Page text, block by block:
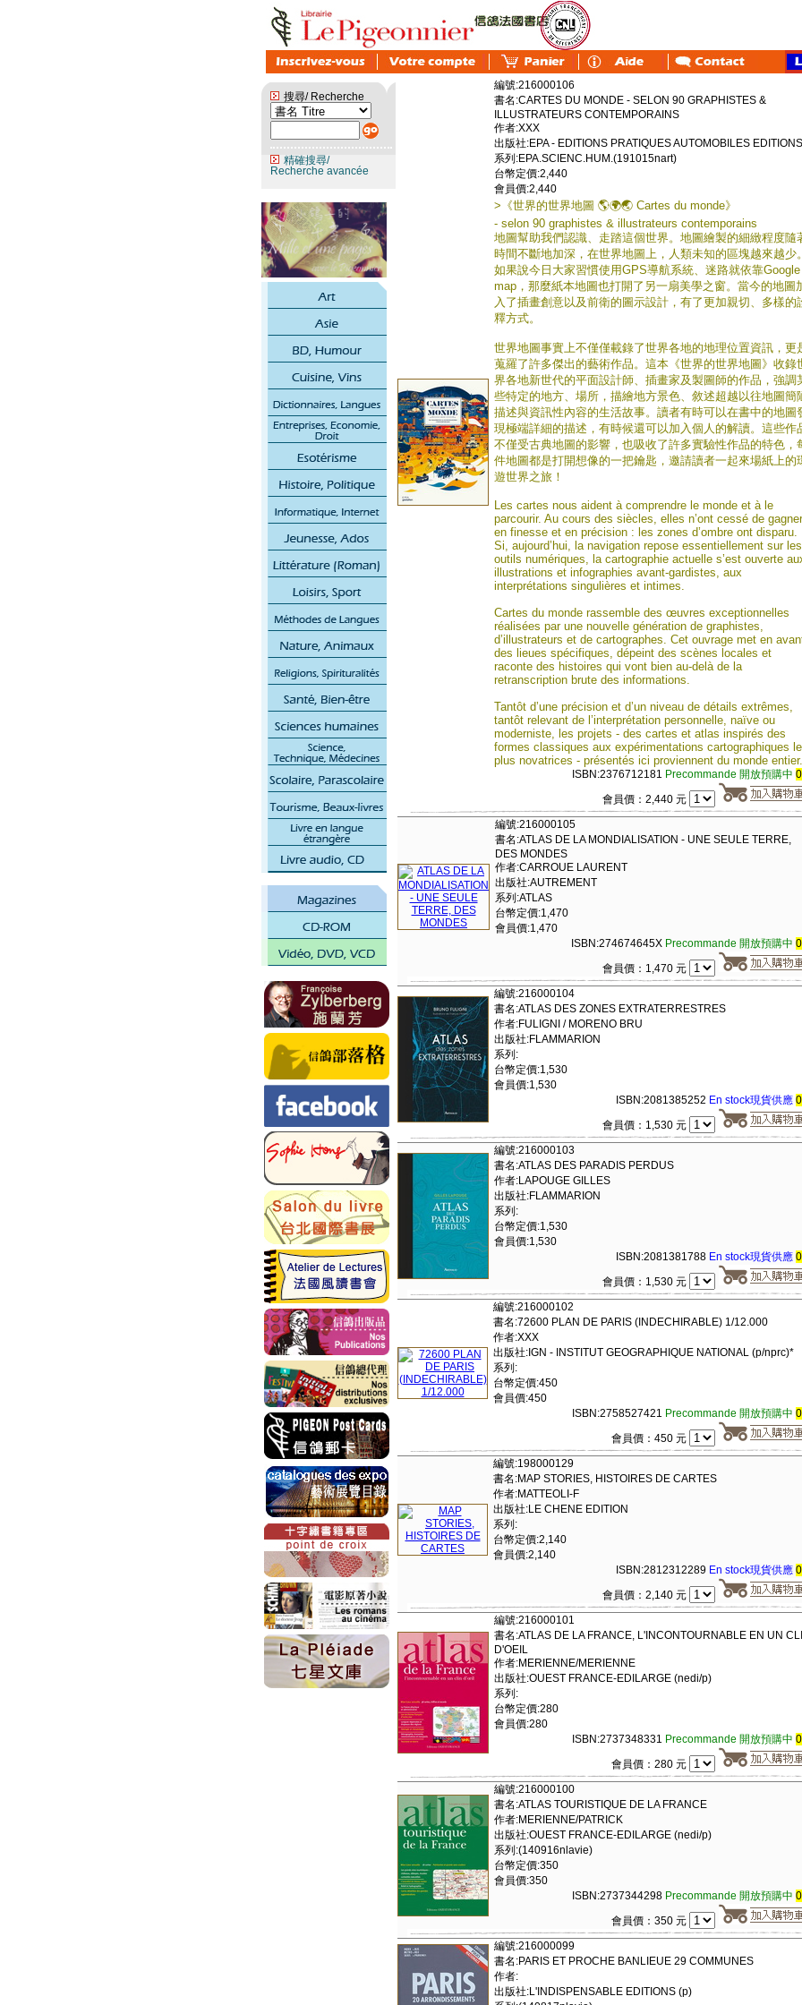
搜尋/ Recherche
精確搜尋/
Recherche avancée
編號:216000106
書名:CARTES DU MONDE - SELON 90 GRAPHISTES &
ILLUSTRATEURS CONTEMPORAINS
作者:XXX
出版社:EPA - EDITIONS PRATIQUES AUTOMOBILES EDITIONS
系列:EPA.SCIENC.HUM.(191015nart)
台幣定價:2,440
會員價:2,440
>《世界的世界地圖 🌎🌍🌏 Cartes du monde》
- selon 90 graphistes & illustrateurs contemporains
地圖幫助我們認識、走踏這個世界。地圖繪製的細緻程度隨
時間不斷地加深，在世界地圖上，人類未知的區塊越來越少。
如果說今日大家習慣使用GPS導航系統、迷路就依靠Google
map，那麼紙本地圖也打開了另一扇美學之窗。當今的地圖
入了插畫創意以及前衛的圖示設計，有了更加親切、多樣的
釋方式。
世界地圖事實上不僅僅載錄了世界各地的地理位置資訊，更
蒐羅了許多傑出的藝術作品。這本《世界的世界地圖》收錄
界各地新世代的平面設計師、插畫家及製圖師的作品，強調
些特定的地方、場所，描繪地方景色、敘述超越以往地圖簡
描述與資訊性內容的生活故事。讀者有時可以在書中的地圖
現極端詳細的描述，有時候還可以加入個人的解讀。這些作
不僅受古典地圖的影響，也吸收了許多實驗性作品的特色，
件地圖都是打開想像的一把鑰匙，邀請讀者一起來場紙上的
遊世界之旅！
Les cartes nous aident à comprendre le monde et à le
parcourir. Au cours des siècles, elles n’ont cessé de gagner
en finesse et en précision : les zones d’ombre ont disparu.
Si, aujourd’hui, la navigation repose essentiellement sur les
outils numériques, la cartographie actuelle s’est ouverte
illustrations et infographies avant-gardistes, aux
interprétations singulières et intimes.
Cartes du monde rassemble des œuvres exceptionnelles
réalisées par une nouvelle génération de graphistes,
d’illustrateurs et de cartographes. Cet ouvrage met en
des lieues spécifiques, dépeint des scènes locales et
raconte des histoires qui vont bien au-delà de la
retranscription brute des informations.
Tantôt d’une précision et d’un niveau de détails extrêmes,
tantôt relevant de l’interprétation personnelle, naïve ou
moderniste, les projets - des cartes et atlas inspirés des
formes classiques aux expérimentations cartographiques
plus novatrices - présentés ici proviennent du monde entier.
ISBN:2376712181 Precommande 開放預購中
會員價：2,440 元
編號:216000105
書名:ATLAS DE LA MONDIALISATION - UNE SEULE TERRE,
DES MONDES
作者:CARROUE LAURENT
出版社:AUTREMENT
系列:ATLAS
台幣定價:1,470
會員價:1,470
ISBN:274674645X Precommande 開放預購中
會員價：1,470 元
編號:216000104
書名:ATLAS DES ZONES EXTRATERRESTRES
作者:FULIGNI / MORENO BRU
出版社:FLAMMARION
系列:
台幣定價:1,530
會員價:1,530
ISBN:2081385252 En stock現貨供應
會員價：1,530 元
編號:216000103
書名:ATLAS DES PARADIS PERDUS
作者:LAPOUGE GILLES
出版社:FLAMMARION
系列:
台幣定價:1,530
會員價:1,530
ISBN:2081381788 En stock現貨供應
會員價：1,530 元
編號:216000102
書名:72600 PLAN DE PARIS (INDECHIRABLE) 1/12.000
作者:XXX
出版社:IGN - INSTITUT GEOGRAPHIQUE NATIONAL (p/nprc)*
系列:
台幣定價:450
會員價:450
ISBN:2758527421 Precommande 開放預購中
會員價：450 元
編號:198000129
書名:MAP STORIES, HISTOIRES DE CARTES
作者:MATTEOLI-F
出版社:LE CHENE EDITION
系列:
台幣定價:2,140
會員價:2,140
ISBN:2812312289 En stock現貨供應
會員價：2,140 元
編號:216000101
書名:ATLAS DE LA FRANCE, L'INCONTOURNABLE EN UN
D'OEIL
作者:MERIENNE/MERIENNE
出版社:OUEST FRANCE-EDILARGE (nedi/p)
系列:
台幣定價:280
會員價:280
ISBN:2737348331 Precommande 開放預購中
會員價：280 元
編號:216000100
書名:ATLAS TOURISTIQUE DE LA FRANCE
作者:MERIENNE/PATRICK
出版社:OUEST FRANCE-EDILARGE (nedi/p)
系列:(140916nlavie)
台幣定價:350
會員價:350
ISBN:2737344298 Precommande 開放預購中
會員價：350 元
編號:216000099
書名:PARIS ET PROCHE BANLIEUE 29 COMMUNES
作者:
出版社:L'INDISPENSABLE EDITIONS (p)